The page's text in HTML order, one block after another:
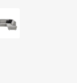
Kopfstütze,